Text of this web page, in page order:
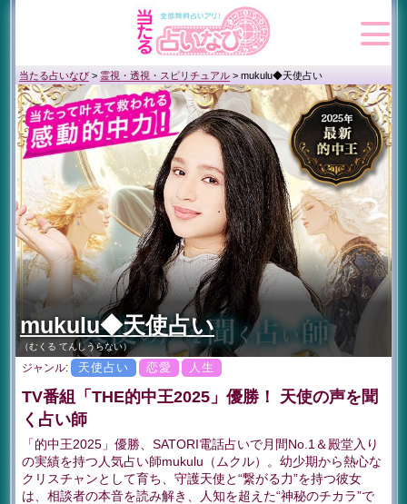
当たる占いなび > 霊視・透視・スピリチュアル >mukulu◆天使占い
mukulu◆天使占い
（むくる てんしうらない）
ジャンル: 天使占い 恋愛 人生
TV番組「THE的中王2025」優勝！ 天使の声を聞
く占い師
「的中王2025」優勝、SATORI電話占いで月間No.1＆殿堂入り
の実績を持つ人気占い師mukulu（ムクル）。幼少期から熱心な
クリスチャンとして育ち、守護天使と“繋がる力”を持つ彼女
は、相談者の本音を読み解き、人知を超えた“神秘のチカラ”で